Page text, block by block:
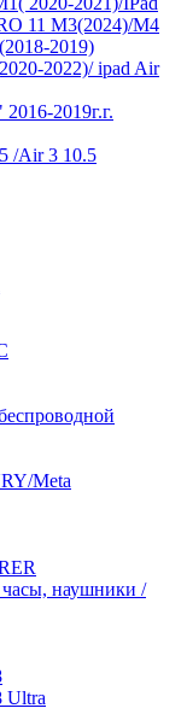
11 M3(2024)/M4
2019)
2022)/ ipad Air
2019г.г.
/Air 3 10.5
Meta
наушники /
Ultra